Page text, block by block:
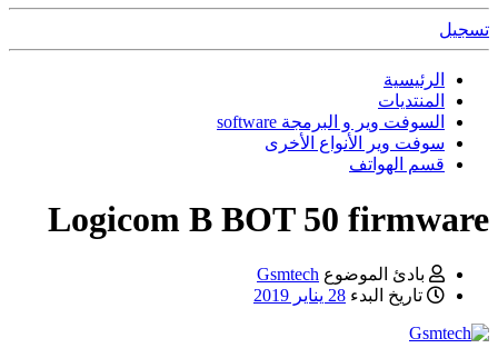
تسجيل
الرئيسية
المنتديات
السوفت وير و البرمجة software
سوفت وير الأنواع الأخرى
قسم الهواتف
Logicom B BOT 50 firmware
بادئ الموضوع Gsmtech
تاريخ البدء 28 يناير 2019